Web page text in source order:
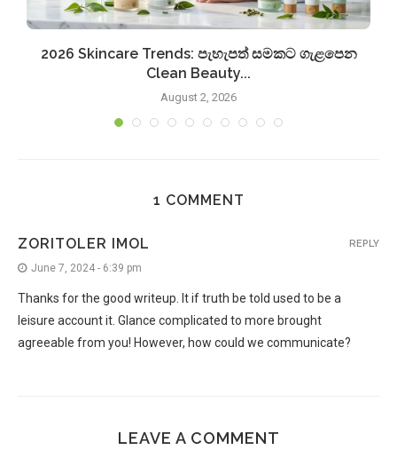
2026 Skincare Trends: පැහැපත් සමකට ගැළපෙන
Clean Beauty...
August 2, 2026
1 COMMENT
ZORITOLER IMOL
June 7, 2024 - 6:39 pm
Thanks for the good writeup. It if truth be told used to be a
leisure account it. Glance complicated to more brought
agreeable from you! However, how could we communicate?
REPLY
LEAVE A COMMENT